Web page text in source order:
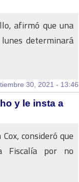
afirmó que una
determinará
30, 2021 - 13:46
y le insta a
consideró que
Fiscalía por no